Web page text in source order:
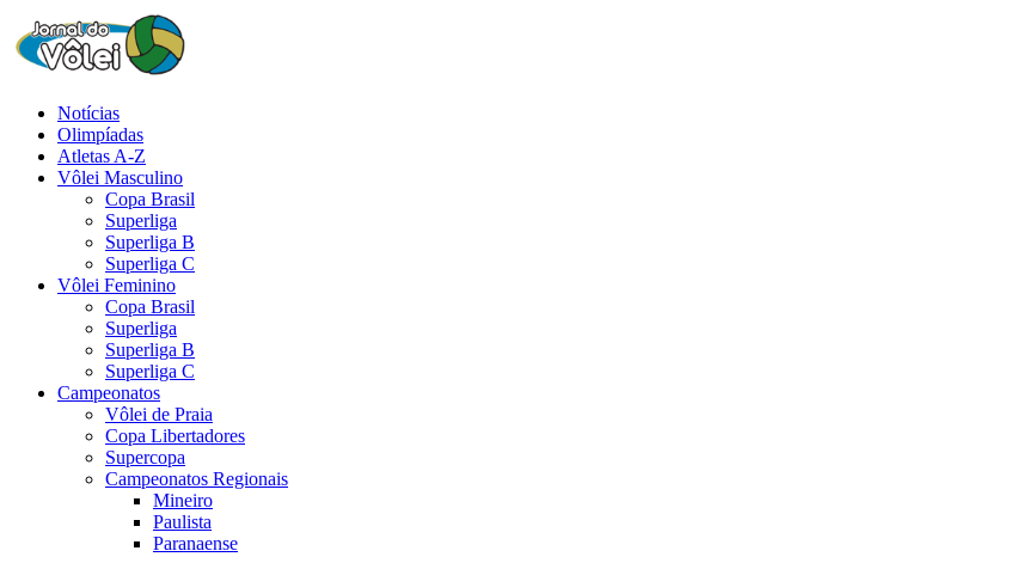
Notícias
Olimpíadas
Atletas A-Z
Vôlei Masculino
Copa Brasil
Superliga
Superliga B
Superliga C
Vôlei Feminino
Copa Brasil
Superliga
Superliga B
Superliga C
Campeonatos
Vôlei de Praia
Copa Libertadores
Supercopa
Campeonatos Regionais
Mineiro
Paulista
Paranaense